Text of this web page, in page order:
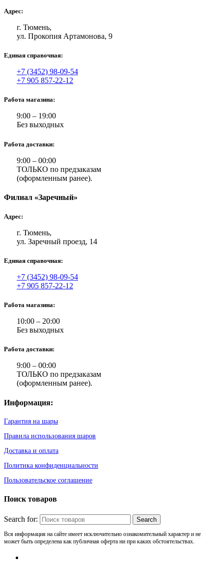
Адрес:
г. Тюмень,
ул. Прокопия Артамонова, 9
Единая справочная:
+7 (3452) 98-09-54
+7 905 857-22-12
Работа магазина:
9:00 – 19:00
Без выходных
Работа доставки:
9:00 – 00:00
ТОЛЬКО по предзаказам
(оформленным ранее).
Филиал «Заречный»
Адрес:
г. Тюмень,
ул. Заречный проезд, 14
Единая справочная:
+7 (3452) 98-09-54
+7 905 857-22-12
Работа магазина:
10:00 – 20:00
Без выходных
Работа доставки:
9:00 – 00:00
ТОЛЬКО по предзаказам
(оформленным ранее).
Информация:
Гарантия на шары
Правила использования шаров
Доставка и оплата
Политика конфиденциальности
Пользовательское соглашение
Поиск товаров
Search for:
Вся информация на сайте имеет исключительно ознакомительный характер и не
может быть определена как публичная оферта ни при каких обстоятельствах.